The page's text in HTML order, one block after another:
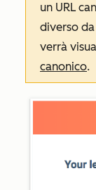
un URL
diverso
verrà
canonico.